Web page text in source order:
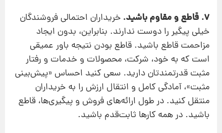
7. قاطع و مقاوم باشید.
خریداران احتمالی فروشندگان
خیلی پیگیر را دوست ندارند. بنابراین، بدون ایجاد
مزاحمت قاطع باشید. قاطع بودن نتیجه باور عمیقی
است که به خود، شرکت، محصولات و خدمات و رفتار
مثبت قدرتمند‌تان دارید. سعی کنید احساس «پیش‌بینی
مثبت»، آمادگی کامل و انتقال ارزش را به خریداران
منتقل کنید. در طول ارائه‌های فروش و پیگیری‌ها، قاطع
باشید. در همه کارها ثابت‌قدم باشید.